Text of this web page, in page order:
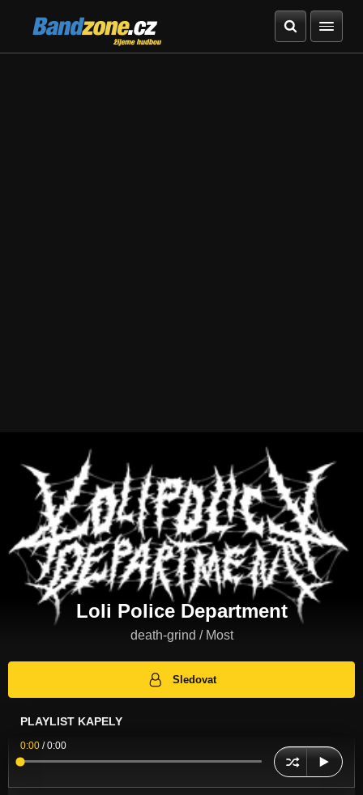
Bandzone.cz
žijeme hudbou
Loli Police Department
death-grind / Most
Sledovat
PLAYLIST KAPELY
0:00 /0:00